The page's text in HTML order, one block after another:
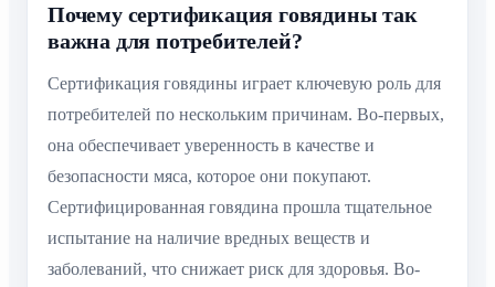
Почему сертификация говядины так
важна для потребителей?
Сертификация говядины играет ключевую роль для
потребителей по нескольким причинам. Во-первых,
она обеспечивает уверенность в качестве и
безопасности мяса, которое они покупают.
Сертифицированная говядина прошла тщательное
испытание на наличие вредных веществ и
заболеваний, что снижает риск для здоровья. Во-